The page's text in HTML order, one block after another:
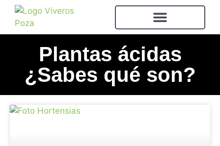
Plantas ácidas
¿Sabes qué son?